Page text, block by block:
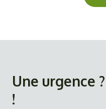
Une urgence
!